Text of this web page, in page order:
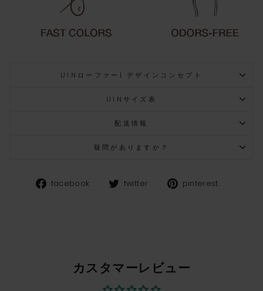
UINローファー| デザインコンセプト
UINサイズ表
配送情報
疑問がありますか？
facebook Facebook
twitter Twitterpinterest
カスタマーレビュー